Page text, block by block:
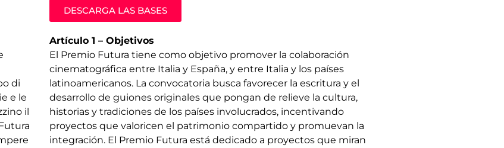
di
e le
il
DESCARGA LAS BASES
Artículo 1 – Objetivos
El Premio Futura tiene como objetivo promover la colaboración
cinematográfica entre Italia y España, y entre Italia y los países
latinoamericanos. La convocatoria busca favorecer la escritura y el
desarrollo de guiones originales que pongan de relieve la cultura,
historias y tradiciones de los países involucrados, incentivando
proyectos que valoricen el patrimonio compartido y promuevan la
integración. El Premio Futura está dedicado a proyectos que miran